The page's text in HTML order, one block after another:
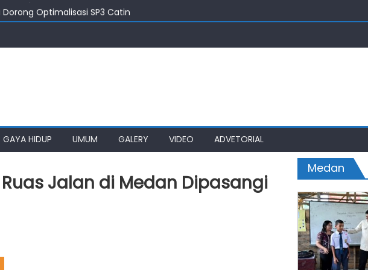
Optimalisasi SP3 Catin
Jangan Suka ‘Buang Badan’
GAYA HIDUP UMUM GALERY VIDEO ADVETORIAL
Jalan di Medan Dipasangi
Medan